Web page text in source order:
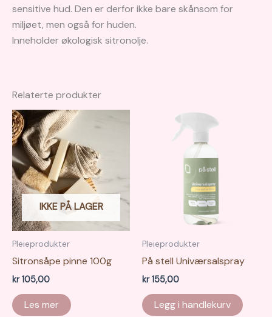
sensitive hud. Den er derfor ikke bare skånsom for
miljøet, men også for huden.
Inneholder økologisk sitronolje.
Relaterte produkter
IKKE PÅ LAGER
Pleieprodukter
Sitronsåpe pinne 100g
kr105,00
Les mer
Pleieprodukter
På stell Univærsalspray
kr155,00
Legg i handlekurv